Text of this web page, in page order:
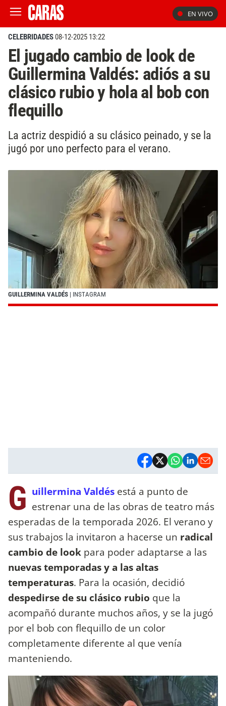
EN VIVO
CELEBRIDADES08-12-2025 13:22
El jugado cambio de look de
Guillermina Valdés: adiós a su
clásico rubio y hola al bob con
flequillo
La actriz despidió a su clásico peinado, y se la
jugó por uno perfecto para el verano.
GUILLERMINA VALDÉS | INSTAGRAM
G uillermina Valdés está a punto de
estrenar una de las obras de teatro más
esperadas de la temporada 2026. El verano y
sus trabajos la invitaron a hacerse un radical
cambio de look para poder adaptarse a las
nuevas temporadas y a las altas
temperaturas. Para la ocasión, decidió
despedirse de su clásico rubio que la
acompañó durante muchos años, y se la jugó
por el bob con flequillo de un color
completamente diferente al que venía
manteniendo.